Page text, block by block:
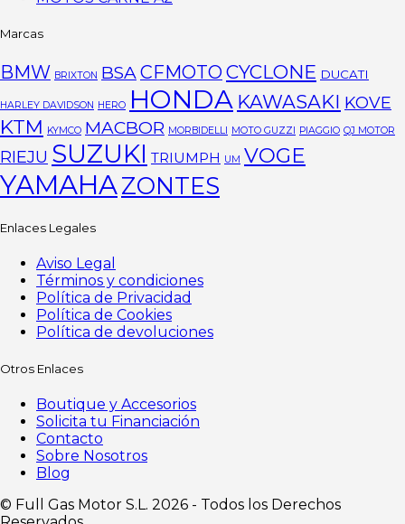
Marcas
BMW BRIXTON BSACFMOTO CYCLONE DUCATI
HARLEY DAVIDSON HERO HONDA KAWASAKI KOVE
KTM KYMCO MACBOR MORBIDELLI MOTO GUZZI PIAGGIO QJ MOTOR
RIEJU SUZUKI TRIUMPH UM VOGE
YAMAHAZONTES
Enlaces Legales
Aviso Legal
Términos y condiciones
Política de Privacidad
Política de Cookies
Política de devoluciones
Otros Enlaces
Boutique y Accesorios
Solicita tu Financiación
Contacto
Sobre Nosotros
Blog
©️ Full Gas Motor S.L. 2026 - Todos los Derechos